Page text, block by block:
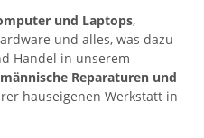
und Laptops,
und alles, was dazu
Handel in unserem
Reparaturen und
hauseigenen Werkstatt in